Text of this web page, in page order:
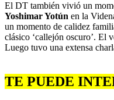
El DT también vivió un
Yoshimar Yotún en la
un momento de calidez
clásico ‘callejón oscuro’. El
Luego tuvo una extensa
TE PUEDE